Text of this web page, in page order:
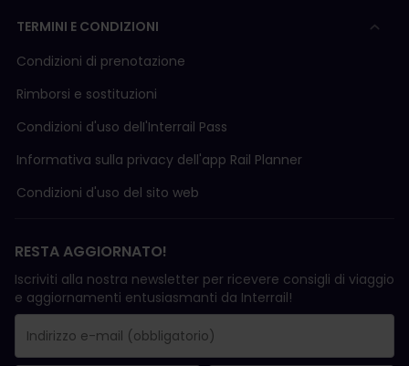
TERMINI E CONDIZIONI
Condizioni di prenotazione
Rimborsi e sostituzioni
Condizioni d'uso delI'Interrail Pass
Informativa sulla privacy dell'app Rail Planner
Condizioni d'uso del sito web
RESTA AGGIORNATO!
Iscriviti alla nostra newsletter per ricevere consigli di viaggio
e aggiornamenti entusiasmanti da Interrail!